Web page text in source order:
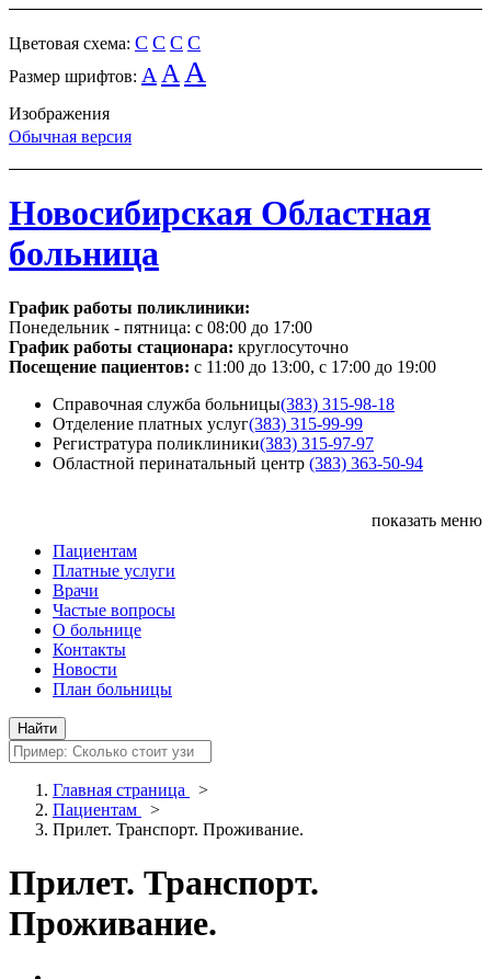
Цветовая схема: C C C C
Размер шрифтов: A A A
Изображения
Обычная версия
Новосибирская Областная
больница
График работы поликлиники:
Понедельник - пятница: с 08:00 до 17:00
График работы стационара: круглосуточно
Посещение пациентов: с 11:00 до 13:00, с 17:00 до 19:00
Справочная служба больницы(383) 315-98-18
Отделение платных услуг(383) 315-99-99
Регистратура поликлиники(383) 315-97-97
Областной перинатальный центр (383) 363-50-94
показать меню
Пациентам
Платные услуги
Врачи
Частые вопросы
О больнице
Контакты
Новости
План больницы
Главная страница
>
Пациентам
>
Прилет. Транспорт. Проживание.
Прилет. Транспорт.
Проживание.